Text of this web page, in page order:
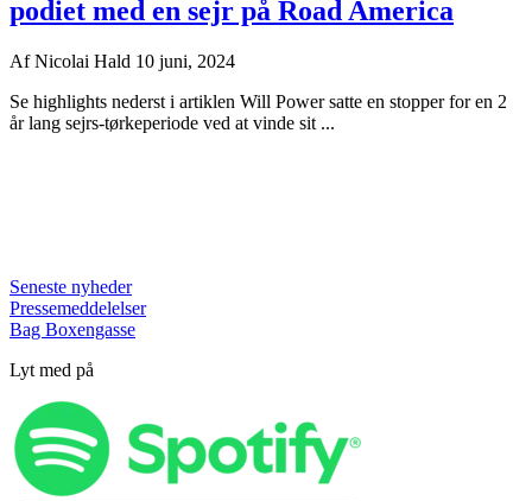
podiet med en sejr på Road America
AfNicolai Hald 10 juni, 2024
Se highlights nederst i artiklen Will Power satte en stopper for en 2
år lang sejrs-tørkeperiode ved at vinde sit ...
Seneste nyheder
Pressemeddelelser
Bag Boxengasse
Lyt med på